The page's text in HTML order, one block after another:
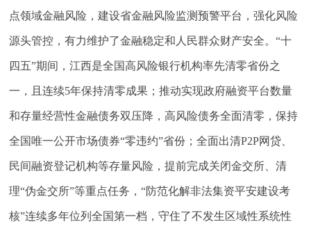
点领域金融风险，建设省金融风险监测预警平台，强化风险
源头管控，有力维护了金融稳定和人民群众财产安全。“十
四五”期间，江西是全国高风险银行机构率先清零省份之
一，且连续5年保持清零成果；推动实现政府融资平台数量
和存量经营性金融债务双压降，高风险债务全面清零，保持
全国唯一公开市场债券“零违约”省份；全面出清P2P网贷、
民间融资登记机构等存量风险，提前完成关闭金交所、清
理“伪金交所”等重点任务，“防范化解非法集资平安建设考
核”连续多年位列全国第一档，守住了不发生区域性系统性